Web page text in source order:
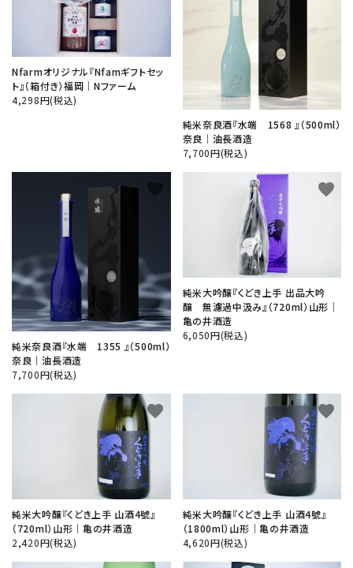
Nfarmオリジナル『Nfamギフトセッ
ト』（箱付き）福岡│Nファーム
4,298円(税込)
純米奈良酒『水端 1568 』（500ml）
奈良│油長酒造
7,700円(税込)
純米奈良酒『水端 1355 』（500ml）
奈良│油長酒造
7,700円(税込)
純米大吟醸『くどき上手 出品大吟
醸 無濾過中汲み』（720ml）山形│
亀の井酒造
6,050円(税込)
favorite
純米大吟醸『くどき上手 山酒4號』
（720ml）山形│亀の井酒造
2,420円(税込)
favorite
純米大吟醸『くどき上手 山酒4號』
（1800ml）山形│亀の井酒造
4,620円(税込)
favorite
キーワード